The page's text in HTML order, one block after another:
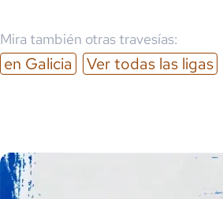
Mira también otras travesías:
en Galicia Ver todas las ligas